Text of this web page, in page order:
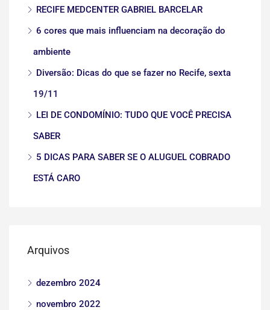
RECIFE MEDCENTER GABRIEL BARCELAR
6 cores que mais influenciam na decoração do
ambiente
Diversão: Dicas do que se fazer no Recife, sexta
19/11
LEI DE CONDOMÍNIO: TUDO QUE VOCÊ PRECISA
SABER
5 DICAS PARA SABER SE O ALUGUEL COBRADO
ESTÁ CARO
Arquivos
dezembro 2024
novembro 2022